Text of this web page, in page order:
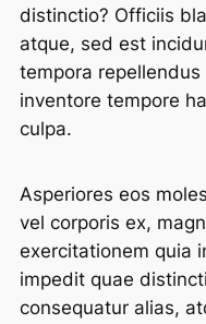
distinctio? Officiis
atque, sed est
tempora
inventore tempore
culpa.
Asperiores eos
vel corporis ex,
exercitationem quia
impedit quae
consequatur alias,